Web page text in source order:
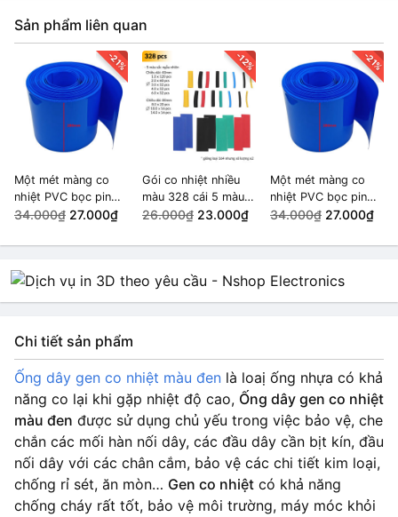
4mm
2.000₫
5mm HẾT HÀNG
3.000₫
6mm HẾT HÀNG
7mm HẾT HÀNG
4.000₫
4.000₫
14mm HẾT HÀNG
7.000₫ 5.500₫
16mm HẾT HÀNG
7.000₫
18mm HẾT HÀNG
9.000₫ 9.000₫
Sản phẩm liên quan
-21%
Một mét màng co
nhiệt PVC bọc pin
cell 110-350mm rộng
34.000₫ 27.000₫
-12%
Gói co nhiệt nhiều
màu 328 cái 5 màu
ngẫu nhiên
26.000₫ 23.000₫
-21%
Một mét màng co
nhiệt PVC bọc pin
cell 110-350mm rộng
34.000₫ 27.000₫
Chi tiết sản phẩm
Ống dây gen co nhiệt màu đen là loaị ống nhựa có khả
năng co lại khi gặp nhiệt độ cao, Ống dây gen co nhiệt
màu đen được sử dụng chủ yếu trong việc bảo vệ, che
chắn các mối hàn nối dây, các đầu dây cần bịt kín, đầu
nối dây với các chân cắm, bảo vệ các chi tiết kim loại,
chống rỉ sét, ăn mòn… Gen co nhiệt có khả năng
chống cháy rất tốt, bảo vệ môi trường, máy móc khỏi